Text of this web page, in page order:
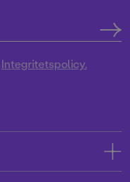
Integritetspolicy.